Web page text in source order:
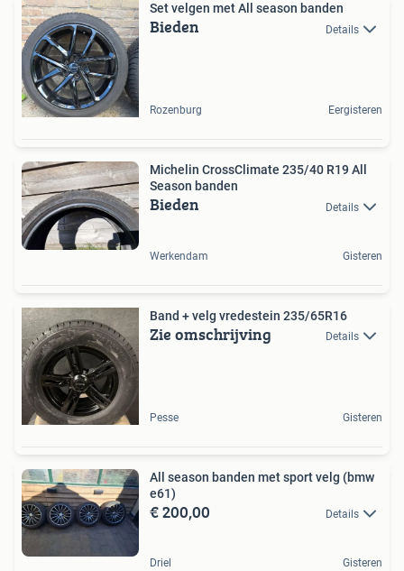
Set velgen met All season banden
Bieden Details
Rozenburg Eergisteren
Michelin CrossClimate 235/40 R19 All
Season banden
Bieden Details
Werkendam Gisteren
Band + velg vredestein 235/65R16
Zie omschrijving Details
Pesse Gisteren
All season banden met sport velg (bmw
e61)
€ 200,00 Details
Driel Gisteren